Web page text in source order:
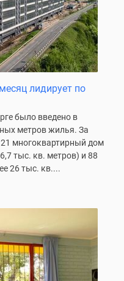
лидирует по
было введено в
метров жилья. За
многоквартирный дом
тыс. кв. метров) и 88
26 тыс. кв....